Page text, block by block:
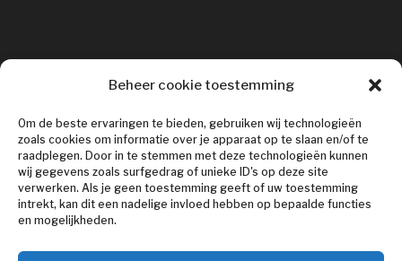
Beheer cookie toestemming
Om de beste ervaringen te bieden, gebruiken wij technologieën
zoals cookies om informatie over je apparaat op te slaan en/of te
raadplegen. Door in te stemmen met deze technologieën kunnen
wij gegevens zoals surfgedrag of unieke ID's op deze site
verwerken. Als je geen toestemming geeft of uw toestemming
intrekt, kan dit een nadelige invloed hebben op bepaalde functies
en mogelijkheden.

Kon. Wilhelminaweg 493
3737 BG GROENEKAN
 0346-211468